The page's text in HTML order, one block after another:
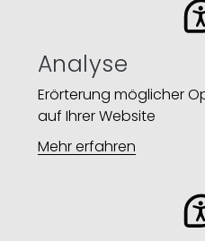
Analyse
Erörterung möglicher
auf Ihrer Website​
Mehr erfahren